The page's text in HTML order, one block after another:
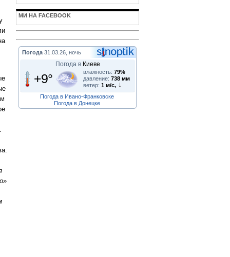
МИ НА FACEBOOK
Погода 31.03.26, ночь
Погода в Киеве
+9° влажность: 79%
давление: 738 мм
ветер: 1 м/с,
Погода в Ивано-Франковске
Погода в Донецке